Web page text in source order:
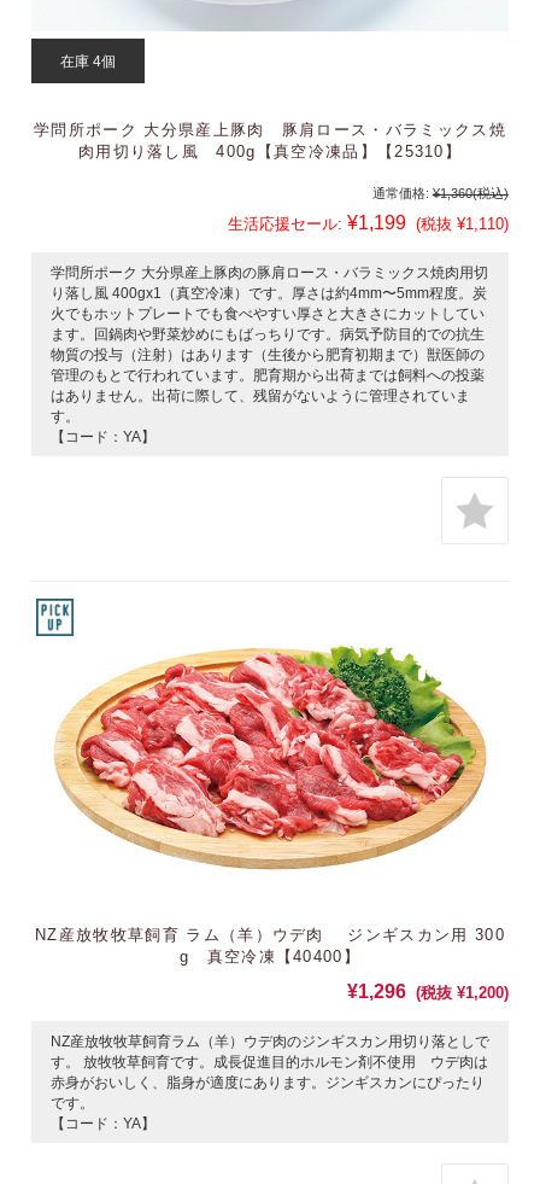
在庫 4個
学問所ポーク 大分県産上豚肉 豚肩ロース・バラミックス焼
肉用切り落し風 400g【真空冷凍品】【25310】
通常価格: ¥1,360(税込)
生活応援セール: ¥1,199 (税抜 ¥1,110)
学問所ポーク 大分県産上豚肉の豚肩ロース・バラミックス焼肉用切
り落し風 400gx1（真空冷凍）です。厚さは約4mm〜5mm程度。炭
火でもホットプレートでも食べやすい厚さと大きさにカットしてい
ます。回鍋肉や野菜炒めにもばっちりです。病気予防目的での抗生
物質の投与（注射）はあります（生後から肥育初期まで）獣医師の
管理のもとで行われています。肥育期から出荷までは飼料への投薬
はありません。出荷に際して、残留がないように管理されていま
す。
【コード：YA】
NZ産放牧牧草飼育 ラム（羊）ウデ肉 ジンギスカン用 300
g 真空冷凍【40400】
¥1,296 (税抜 ¥1,200)
NZ産放牧牧草飼育ラム（羊）ウデ肉のジンギスカン用切り落としで
す。 放牧牧草飼育です。成長促進目的ホルモン剤不使用 ウデ肉は
赤身がおいしく、脂身が適度にあります。ジンギスカンにぴったり
です。
【コード：YA】